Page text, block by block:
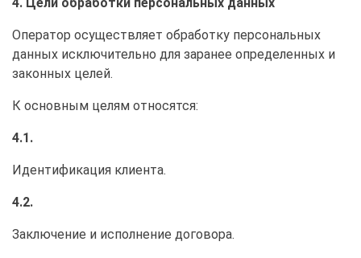
4. Цели обработки персональных данных
Оператор осуществляет обработку персональных
данных исключительно для заранее определенных и
законных целей.
К основным целям относятся:
4.1.
Идентификация клиента.
4.2.
Заключение и исполнение договора.